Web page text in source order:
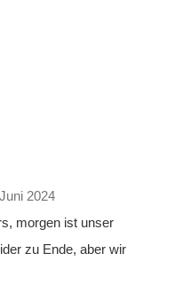
2024
morgen ist unser
zu Ende, aber wir